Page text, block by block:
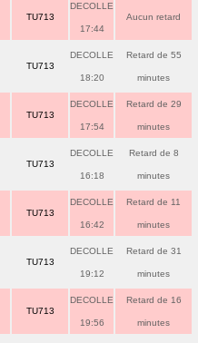
TU713
DECOLLE
17:44
Aucun retard
TU713
DECOLLE
18:20
Retard de 55
minutes
TU713
DECOLLE
17:54
Retard de 29
minutes
TU713
DECOLLE
16:18
Retard de 8
minutes
TU713
DECOLLE
16:42
Retard de 11
minutes
TU713
DECOLLE
19:12
Retard de 31
minutes
TU713
DECOLLE
19:56
Retard de 16
minutes